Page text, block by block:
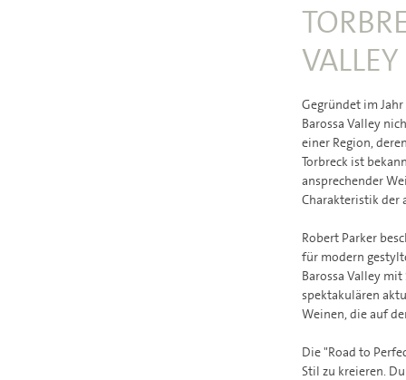
VALLEY
Gegründet im
Barossa Valley
einer Region,
Torbreck ist
ansprechender
Charakteristik der
Robert Parker
für modern
Barossa Valley
spektakulären
Weinen, die auf
Die "Road to
Stil zu kreieren.